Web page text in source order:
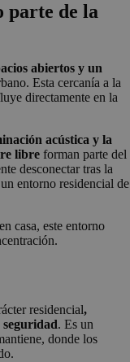
parte de la
abiertos y un
Esta cercanía a la
directamente en la
acústica y la
libre forman parte del
desconectar tras la
entorno residencial de
casa, este entorno
residencial,
. Es un
donde los